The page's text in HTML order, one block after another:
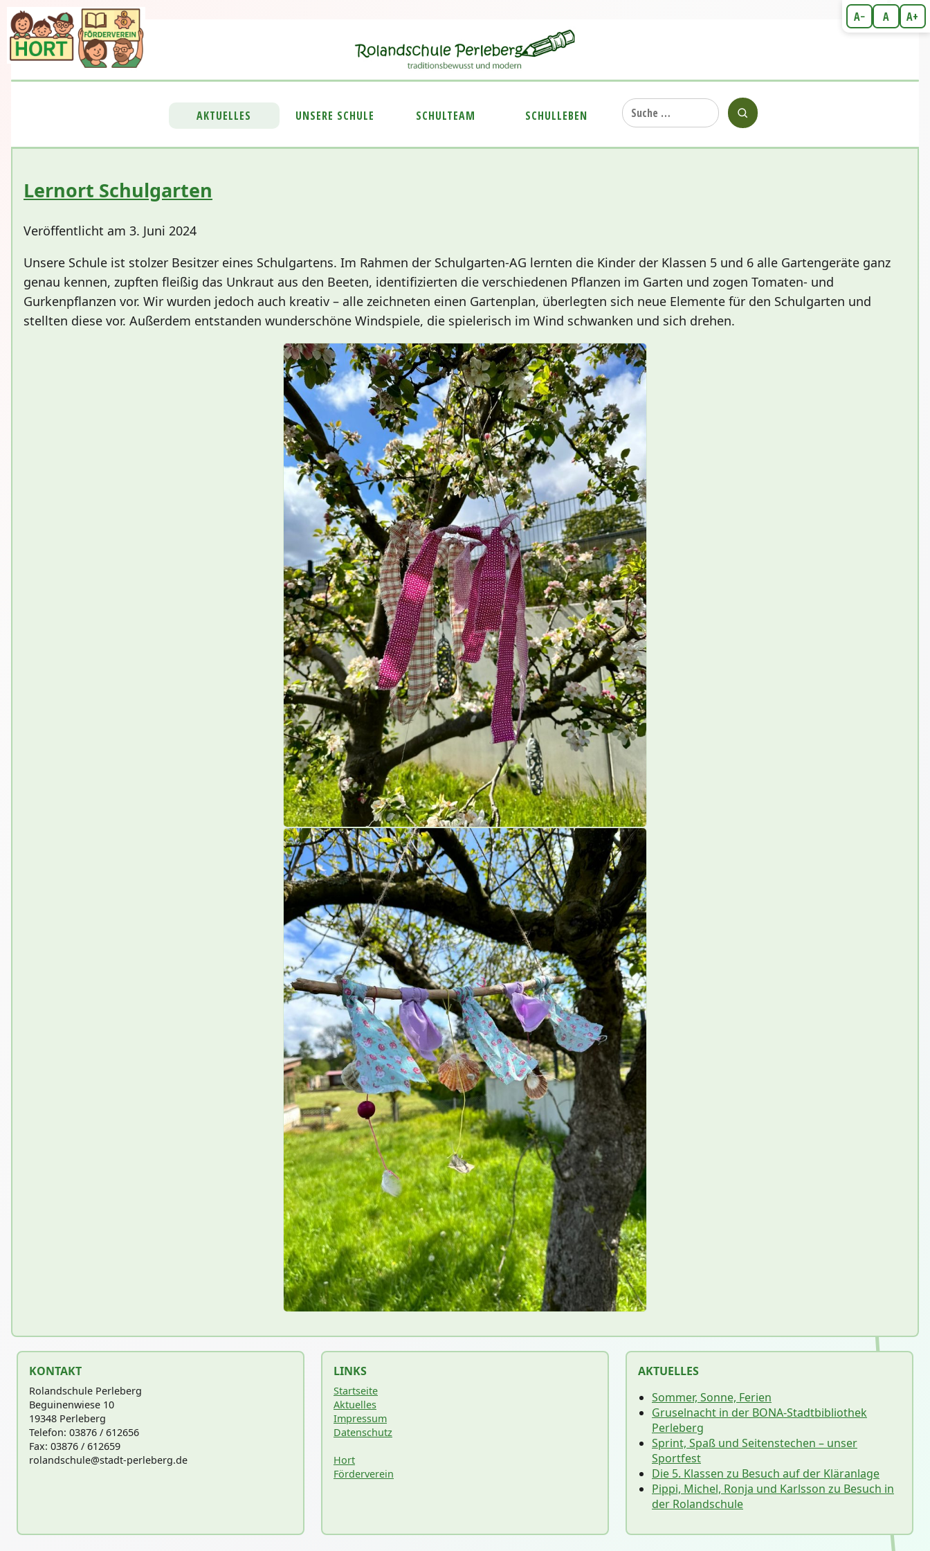
A− A A+
AKTUELLES UNSERE SCHULE SCHULTEAM SCHULLEBEN
Suche
Lernort Schulgarten
Veröffentlicht am 3. Juni 2024
Unsere Schule ist stolzer Besitzer eines Schulgartens. Im Rahmen der Schulgarten-AG lernten die Kinder der Klassen 5 und 6 alle Gartengeräte ganz
genau kennen, zupften fleißig das Unkraut aus den Beeten, identifizierten die verschiedenen Pflanzen im Garten und zogen Tomaten- und
Gurkenpflanzen vor. Wir wurden jedoch auch kreativ – alle zeichneten einen Gartenplan, überlegten sich neue Elemente für den Schulgarten und
stellten diese vor. Außerdem entstanden wunderschöne Windspiele, die spielerisch im Wind schwanken und sich drehen.
KONTAKT
Rolandschule Perleberg
Beguinenwiese 10
19348 Perleberg
Telefon: 03876 / 612656
Fax: 03876 / 612659
rolandschule@stadt-perleberg.de
LINKS
Startseite
Aktuelles
Impressum
Datenschutz
Hort
Förderverein
AKTUELLES
Sommer, Sonne, Ferien
Gruselnacht in der BONA-Stadtbibliothek
Perleberg
Sprint, Spaß und Seitenstechen – unser
Sportfest
Die 5. Klassen zu Besuch auf der Kläranlage
Pippi, Michel, Ronja und Karlsson zu Besuch in
der Rolandschule